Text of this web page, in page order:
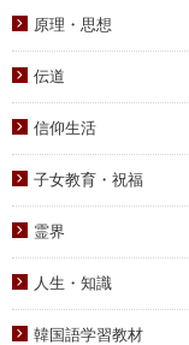
信仰のみ言
子女教育
信仰入門
祈祷文集
宣布・講演
生涯路程
自叙伝関連
真の父母様・その他
原理・思想
勝共理論
伝道
統一運動
ブックレット
信仰生活
祝福・伝統
信仰の証し・教会史
聖歌・聖書
子女教育・祝福
中高生向け
青年向け
霊界
人生・知識
韓国語学習教材